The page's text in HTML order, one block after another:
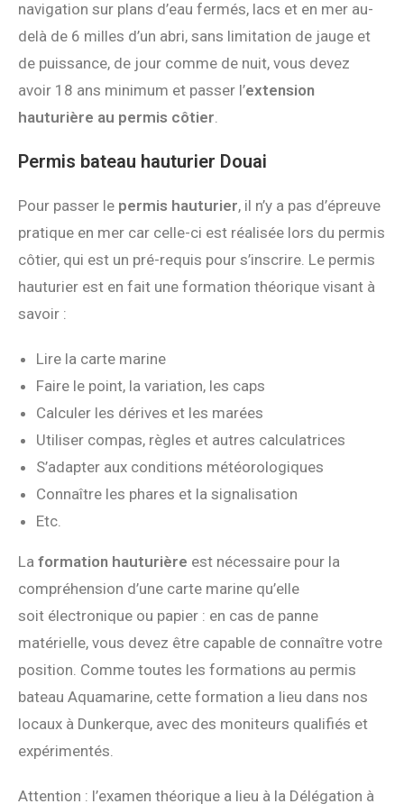
navigation sur plans d’eau fermés, lacs et en mer au-
delà de 6 milles d’un abri, sans limitation de jauge et
de puissance, de jour comme de nuit, vous devez
avoir 18 ans minimum et passer l’extension
hauturière au permis côtier.
Permis bateau hauturier Douai
Pour passer le permis hauturier, il n’y a pas d’épreuve
pratique en mer car celle-ci est réalisée lors du permis
côtier, qui est un pré-requis pour s’inscrire. Le permis
hauturier est en fait une formation théorique visant à
savoir :
Lire la carte marine
Faire le point, la variation, les caps
Calculer les dérives et les marées
Utiliser compas, règles et autres calculatrices
S’adapter aux conditions météorologiques
Connaître les phares et la signalisation
Etc.
La formation hauturière est nécessaire pour la
compréhension d’une carte marine qu’elle
soit électronique ou papier : en cas de panne
matérielle, vous devez être capable de connaître votre
position. Comme toutes les formations au permis
bateau Aquamarine, cette formation a lieu dans nos
locaux à Dunkerque, avec des moniteurs qualifiés et
expérimentés.
Attention : l’examen théorique a lieu à la Délégation à